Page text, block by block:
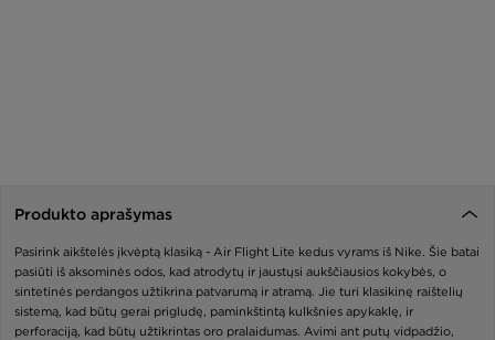
Produkto aprašymas
Pasirink aikštelės įkvėptą klasiką - Air Flight Lite kedus vyrams iš Nike. Šie batai
pasiūti iš aksominės odos, kad atrodytų ir jaustųsi aukščiausios kokybės, o
sintetinės perdangos užtikrina patvarumą ir atramą. Jie turi klasikinę raištelių
sistemą, kad būtų gerai prigludę, paminkštintą kulkšnies apykaklę, ir
perforaciją, kad būtų užtikrintas oro pralaidumas. Avimi ant putų vidpadžio,